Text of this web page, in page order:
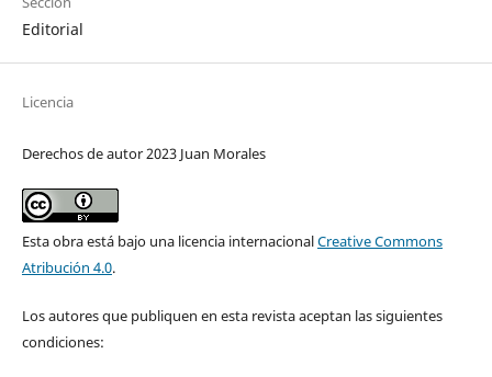
Editorial
Licencia
Derechos de autor 2023 Juan Morales
Esta obra está bajo una licencia internacionalCreative Commons
Atribución 4.0.
Los autores que publiquen en esta revista aceptan las siguientes
condiciones: